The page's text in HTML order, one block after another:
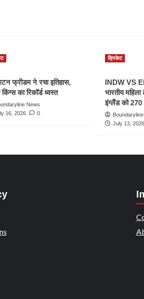
फ्रीडम ने रचा इतिहास,
का रिकॉर्ड ध्वस्त
News
16, 2026
0
क्रिकेट
INDW VS
भारतीय
इंग्लैंड को 270
July 13, 2026